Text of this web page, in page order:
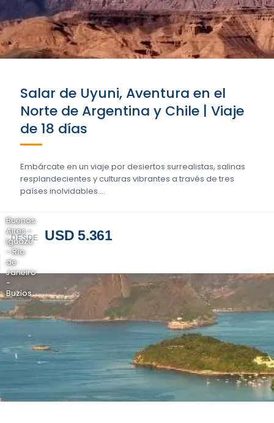
Salar de Uyuni, Aventura en el
Norte de Argentina y Chile | Viaje
de 18 días
Embárcate en un viaje por desiertos surrealistas, salinas
resplandecientes y culturas vibrantes a través de tres
países inolvidables....
DESDE USD 5.361
Buenos
Aires -
Iguazú
- Río
de
Janeiro
-
Buzios